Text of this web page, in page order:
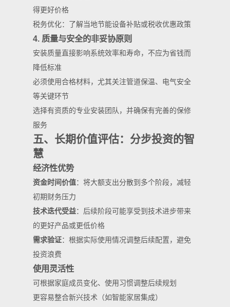
得更好价格
税务优化：了解当地节能设备补贴或税收优惠政策
4. 质量与安全的非妥协原则
安装质量直接影响系统效率和寿命，不应为省钱而
降低标准
必须使用合格材料，尤其关注管道保温、电气安全
等关键环节
选择有资质的专业安装团队，并确保有完善的保修
服务
五、长期价值评估：分步投资的智
慧
经济性优势
资金时间价值：将大额支出分散到多个阶段，减轻
初期财务压力
技术迭代受益：后续阶段可能享受到技术进步带来
的更好产品或更低价格
需求验证：根据实际使用情况调整后续配置，避免
投资浪费
使用灵活性
可根据家庭成员变化、使用习惯调整后续规划
更容易整合新兴技术（如智能家居集成）